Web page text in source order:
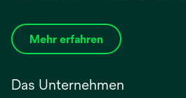
Mehr erfahren
Das Unternehmen